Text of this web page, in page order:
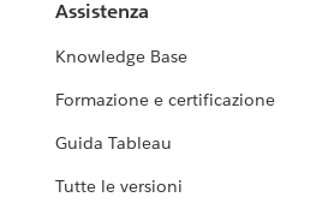
Assistenza
Knowledge Base
Formazione e certificazione
Guida Tableau
Tutte le versioni